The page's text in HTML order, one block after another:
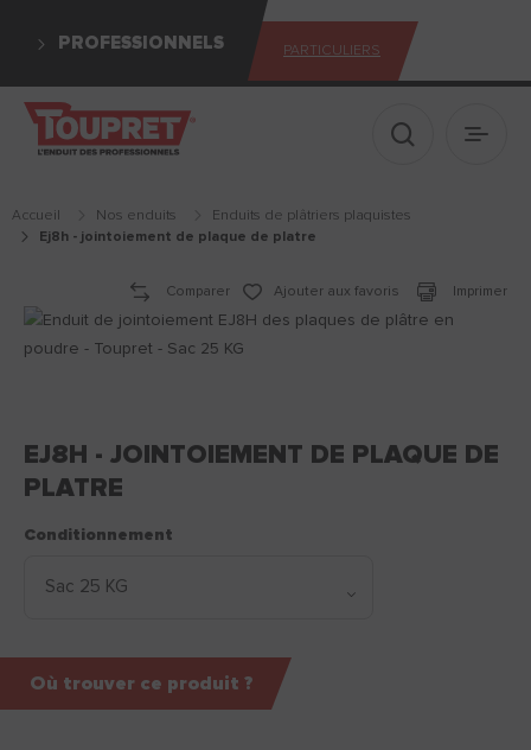
PROFESSIONNELS PARTICULIERS
Afficher le
Accueil Nos enduits
enduits de plâtriers plaquistes
ej8h - jointoiement de plaque de platre
Comparer Ajouter aux favoris Imprimer
EJ8H - JOINTOIEMENT DE PLAQUE DE
PLATRE
Conditionnement
Où trouver ce produit ?